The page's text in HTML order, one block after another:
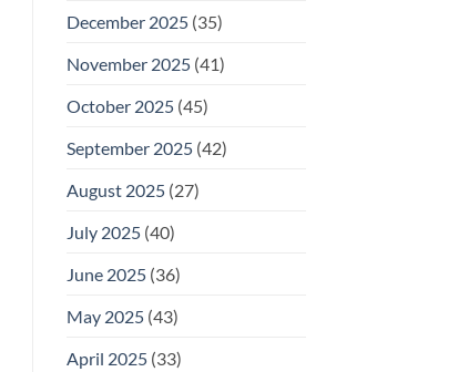
December 2025(35)
November 2025(41)
October 2025(45)
September 2025(42)
August 2025(27)
July 2025(40)
June 2025(36)
May 2025(43)
April 2025(33)